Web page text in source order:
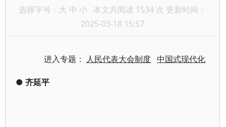
选择字号： 大 中 小 本文共阅读 1534 次 更新时间：
2025-03-18 15:57
进入专题： 人民代表大会制度 中国式现代化
●齐延平